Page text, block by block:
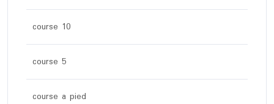
course 10
course 5
course a pied